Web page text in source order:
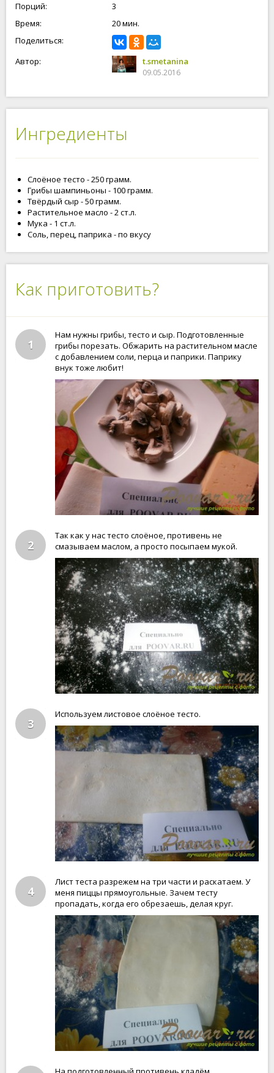
Порций:
3
Время:
20 мин.
Поделиться:
Автор:
t.smetanina
09.05.2016
Ингредиенты
Слоёное тесто - 250 грамм.
Грибы шампиньоны - 100 грамм.
Твёрдый сыр - 50 грамм.
Растительное масло - 2 ст.л.
Мука - 1 ст.л.
Соль, перец, паприка - по вкусу
Как приготовить?
1
Нам нужны грибы, тесто и сыр. Подготовленные
грибы порезать. Обжарить на растительном масле
с добавлением соли, перца и паприки. Паприку
внук тоже любит!
2
Так как у нас тесто слоёное, противень не
смазываем маслом, а просто посыпаем мукой.
3
Используем листовое слоёное тесто.
4
Лист теста разрежем на три части и раскатаем. У
меня пиццы прямоугольные. Зачем тесту
пропадать, когда его обрезаешь, делая круг.